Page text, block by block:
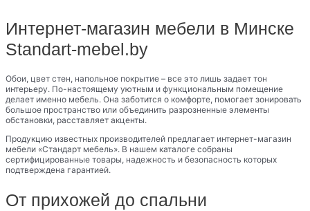
Интернет-магазин мебели в Минске
Standart-mebel.by
Обои, цвет стен, напольное покрытие – все это лишь задает тон
интерьеру. По-настоящему уютным и функциональным помещение
делает именно мебель. Она заботится о комфорте, помогает зонировать
большое пространство или объединить разрозненные элементы
обстановки, расставляет акценты.
Продукцию известных производителей предлагает интернет-магазин
мебели «Стандарт мебель». В нашем каталоге собраны
сертифицированные товары, надежность и безопасность которых
подтверждена гарантией.
От прихожей до спальни